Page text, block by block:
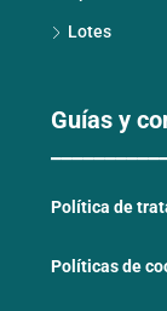
Lotes
Guías y
Política de
Políticas de